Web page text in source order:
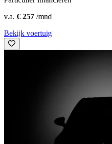
v.a. € 257 /mnd
Bekijk voertuig